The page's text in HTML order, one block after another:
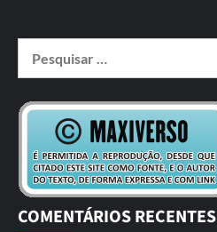
COMENTÁRIOS RECENTES